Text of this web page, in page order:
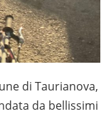
di Taurianova,
da bellissimi